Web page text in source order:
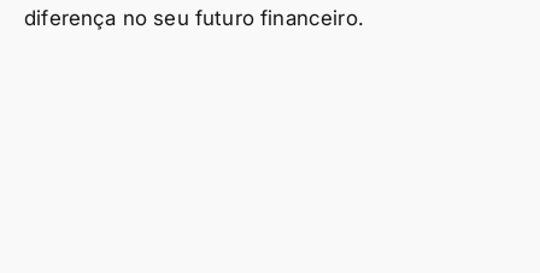
diferença no seu futuro financeiro.